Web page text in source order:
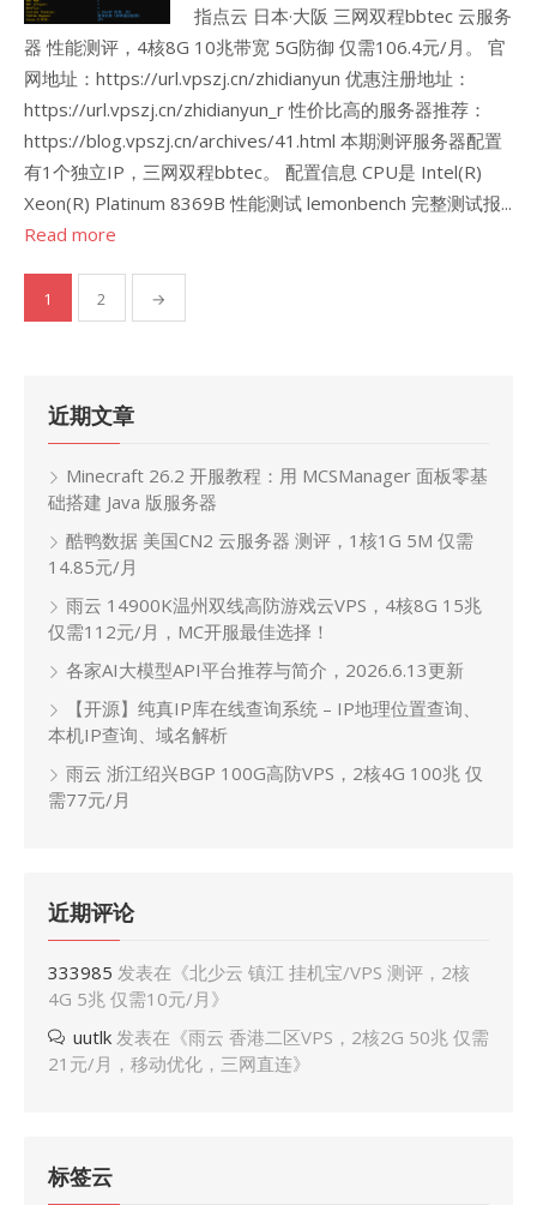
指点云 日本·大阪 三网双程bbtec 云服务
器 性能测评，4核8G 10兆带宽 5G防御 仅需106.4元/月。 官
网地址：https://url.vpszj.cn/zhidianyun 优惠注册地址：
https://url.vpszj.cn/zhidianyun_r 性价比高的服务器推荐：
https://blog.vpszj.cn/archives/41.html 本期测评服务器配置
有1个独立IP，三网双程bbtec。 配置信息 CPU是 Intel(R)
Xeon(R) Platinum 8369B 性能测试 lemonbench 完整测试报...
Read more
文
章
1 2 →
近期文章
Minecraft 26.2 开服教程：用 MCSManager 面板零基
础搭建 Java 版服务器
酷鸭数据 美国CN2 云服务器 测评，1核1G 5M 仅需
14.85元/月
雨云 14900K温州双线高防游戏云VPS，4核8G 15兆
仅需112元/月，MC开服最佳选择！
各家AI大模型API平台推荐与简介，2026.6.13更新
【开源】纯真IP库在线查询系统 – IP地理位置查询、
本机IP查询、域名解析
雨云 浙江绍兴BGP 100G高防VPS，2核4G 100兆 仅
需77元/月
近期评论
333985 发表在《北少云 镇江 挂机宝/VPS 测评，2核
4G 5兆 仅需10元/月 》
uutlk 发表在《雨云 香港二区VPS，2核2G 50兆 仅需
21元/月，移动优化，三网直连》
标签云